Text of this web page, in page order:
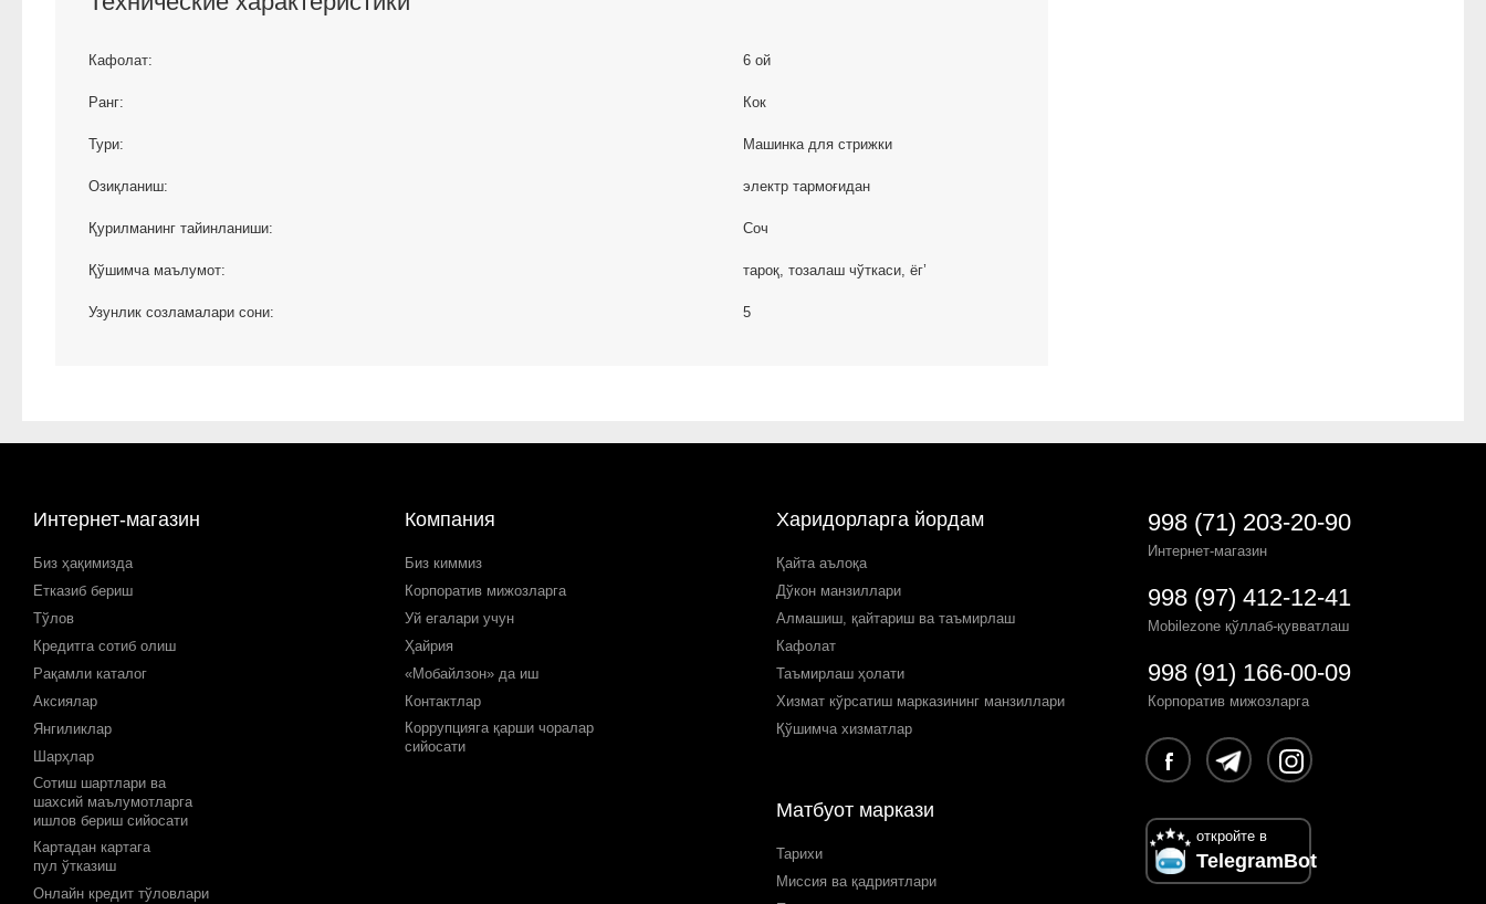
Кафолат: 6 ой
Ранг: Кок
Тури: Машинка для стрижки
Озиқланиш: электр тармоғидан
Қурилманинг тайинланиши: Соч
Қўшимча маълумот: тароқ, тозалаш чўткаси, ёг’
Узунлик созламалари сони: 5
Интернет-магазин
Биз ҳақимизда
Етказиб бериш
Тўлов
Кредитга сотиб олиш
Рақамли каталог
Аксиялар
Янгиликлар
Шарҳлар
Сотиш шартлари ва
шахсий маълумотларга
ишлов бериш сийосати
Картадан картага
пул ўтказиш
Онлайн кредит тўловлари
Компания
Биз киммиз
Корпоратив мижозларга
Уй егалари учун
Ҳайрия
«Мобайлзон» да иш
Контактлар
Коррупцияга қарши чоралар
сийосати
Харидорларга йордам
Қайта аълоқа
Дўкон манзиллари
Алмашиш, қайтариш ва таъмирлаш
Кафолат
Таъмирлаш ҳолати
Хизмат кўрсатиш марказининг манзиллари
Қўшимча хизматлар
Матбуот маркази
Тарихи
Миссия ва қадриятлари
998 (71) 203-20-90
Интернет-магазин
998 (97) 412-12-41
Mobilezone қўллаб-қувватлаш
998 (91) 166-00-09
Корпоратив мижозларга
откройте в
TelegramBot